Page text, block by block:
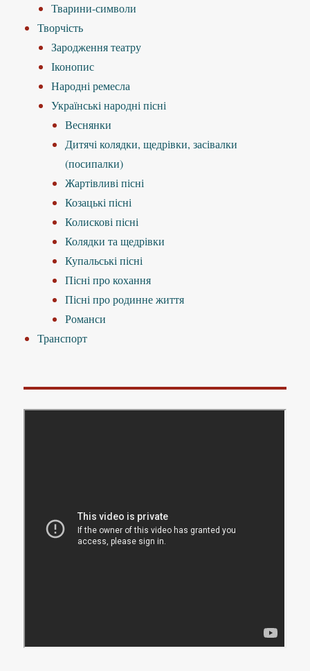
Тварини-символи
Творчість
Зародження театру
Іконопис
Народні ремесла
Українські народні пісні
Веснянки
Дитячі колядки, щедрівки, засівалки
(посипалки)
Жартівливі пісні
Козацькі пісні
Колискові пісні
Колядки та щедрівки
Купальські пісні
Пісні про кохання
Пісні про родинне життя
Романси
Транспорт